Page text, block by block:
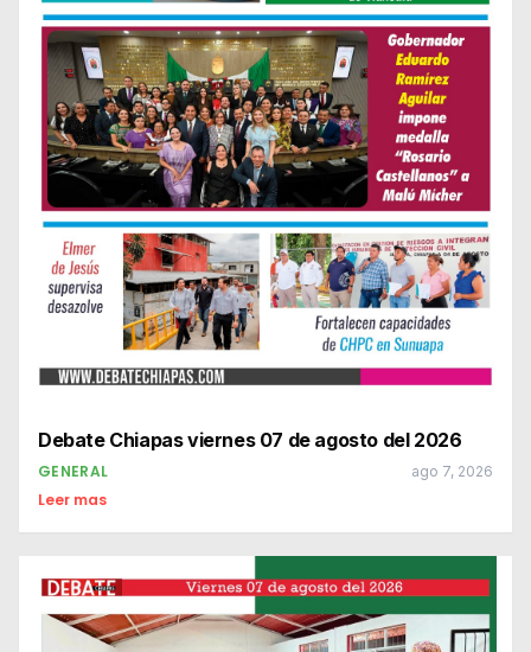
Debate Chiapas viernes 07 de agosto del 2026
GENERAL ago 7, 2026
Leer mas